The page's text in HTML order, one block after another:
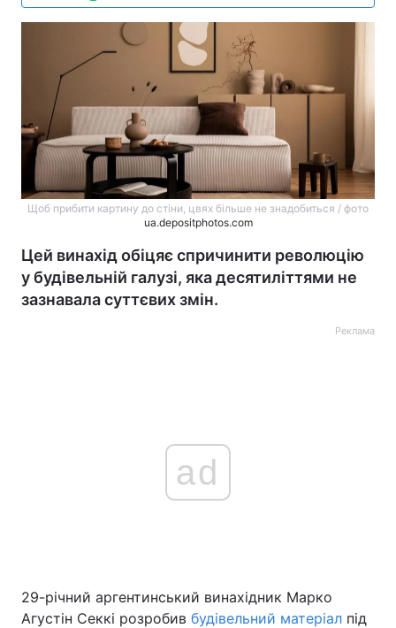
Україна Політика
Щоб прибити картину до стіни, цвях більше не знадобиться / фото
ua.depositphotos.com
Цей винахід обіцяє спричинити революцію
у будівельній галузі, яка десятиліттями не
зазнавала суттєвих змін.
Реклама
ad
29-річний аргентинський винахідник Марко
Агустін Секкі розробив будівельний матеріал під